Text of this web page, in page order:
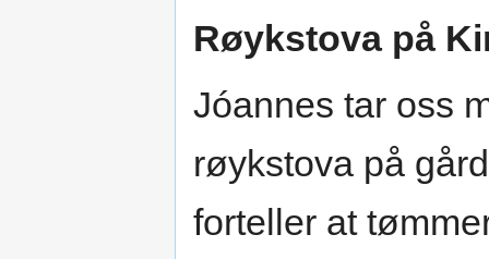
Røykstova på
Jóannes tar oss
røykstova på
forteller at